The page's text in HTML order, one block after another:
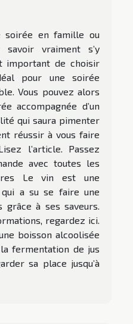
soirée en famille ou
vraiment s’y
important de choisir
pour une soirée
Vous pouvez alors
accompagnée d’un
qui saura pimenter
réussir à vous faire
l’article. Passez
avec toutes les
Le vin est une
a su se faire une
à ses saveurs.
regardez ici.
boisson alcoolisée
fermentation de jus
sa place jusqu’à